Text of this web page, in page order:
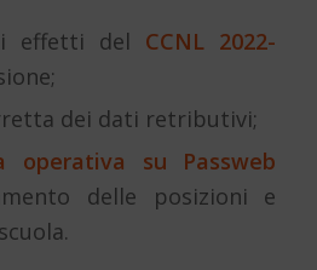
effetti del CCNL 2022-
dei dati retributivi;
operativa su Passweb
delle posizioni e